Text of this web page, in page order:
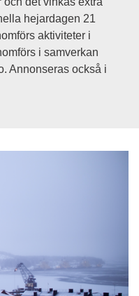
hejardagen 21
aktiviteter i
i samverkan
Annonseras också i
annan webbplats, öppnas